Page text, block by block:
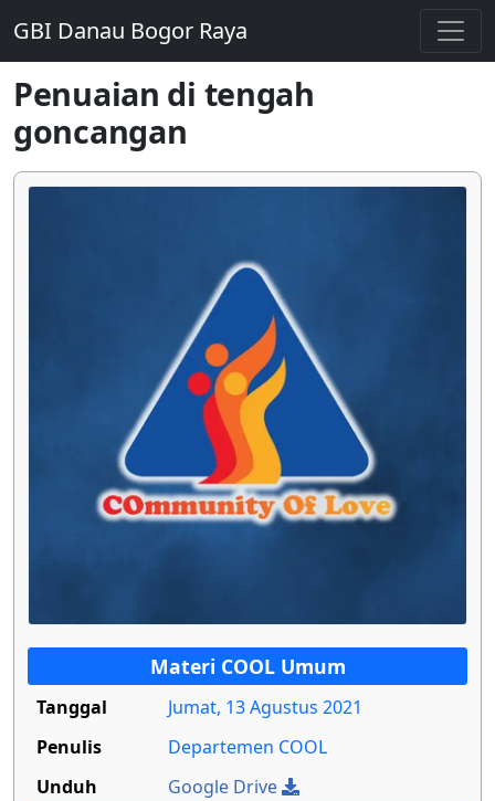
GBI Danau Bogor Raya
Penuaian di tengah
goncangan
Materi COOL Umum
Tanggal
Jumat, 13 Agustus 2021
Penulis
Departemen COOL
Unduh
Google Drive